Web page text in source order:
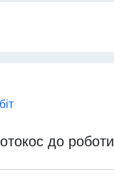
до роботи